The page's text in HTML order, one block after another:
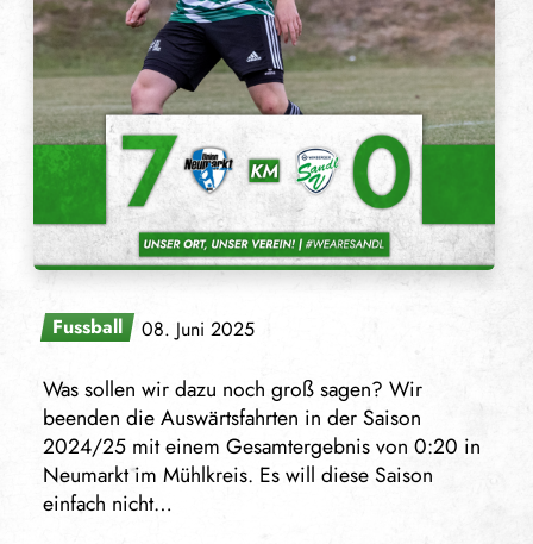
Fussball 08. Juni 2025
Was sollen wir dazu noch groß sagen? Wir
beenden die Auswärtsfahrten in der Saison
2024/25 mit einem Gesamtergebnis von 0:20 in
Neumarkt im Mühlkreis. Es will diese Saison
einfach nicht…